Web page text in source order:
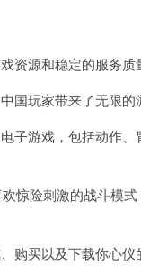
源和稳定的服务质
玩家带来了无限的
游戏，包括动作、
险刺激的战斗模式
买以及下载你心仪